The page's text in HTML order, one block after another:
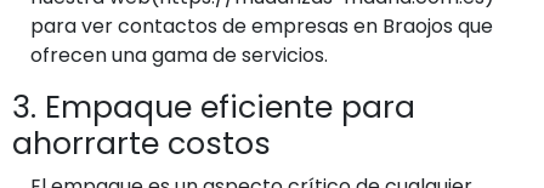
para ver contactos de empresas en Braojos que
ofrecen una gama de servicios.
3. Empaque eficiente para
ahorrarte costos